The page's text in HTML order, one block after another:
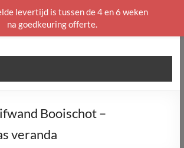
Booischot –
veranda
levertijd is tussen de 4 en 6 weken
na goedkeuring offerte.